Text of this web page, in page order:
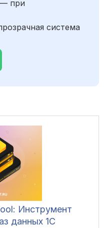
— при
система
Инструмент
данных 1С